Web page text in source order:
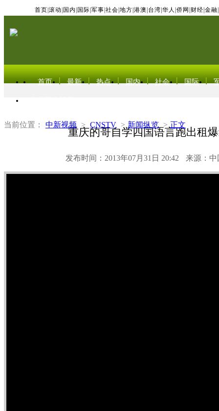
首页 滚动 国内 国际 军事 社会 地方 港澳 台湾 华人 侨网 财经 金融
首页 最新 热点 国内 社会 国际
当前位置： 中新视频 > CNSTV > 新闻纵览 > 正文
重庆的哥自学四国语言跑出租
发布时间：2013年07月31日 20:42 来源：中